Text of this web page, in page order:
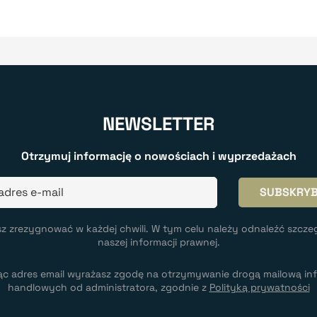
NEWSLETTER
Otrzymuj informację o nowościach i wyprzedażach
zrezygnować w każdej chwili. W tym celu należy odnaleźć
naszej informacji prawnej.
adres email wyrażasz zgodę na otrzymywanie drogą mailową
handlowych od administratora, zgodnie z Polityką prywatności